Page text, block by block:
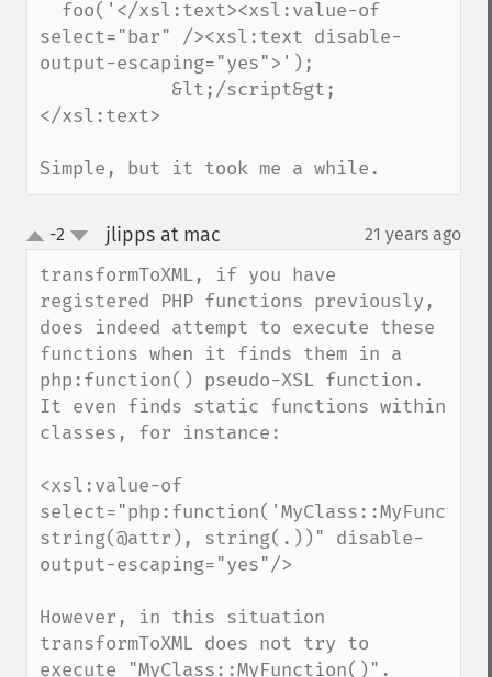
select="bar" /><xsl:text disable-
output-escaping="yes">');
</xsl:text>
Simple, but it took me a while.
up
down
-2 jlipps at mac 21 years ago
transformToXML, if you have
registered PHP functions previously,
does indeed attempt to execute these
functions when it finds them in a
php:function() pseudo-XSL function.
It even finds static functions within
classes, for instance:
<xsl:value-of
string(@attr), string(.))" disable-
output-escaping="yes"/>
However, in this situation
transformToXML does not try to
execute "MyClass::MyFunction()".